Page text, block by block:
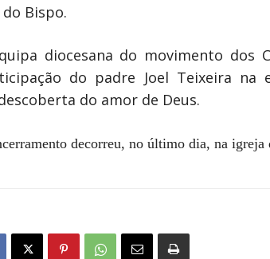
Bispo.
diocesana do movimento dos
do padre Joel Teixeira na
do amor de Deus.
decorreu, no último dia, na igreja